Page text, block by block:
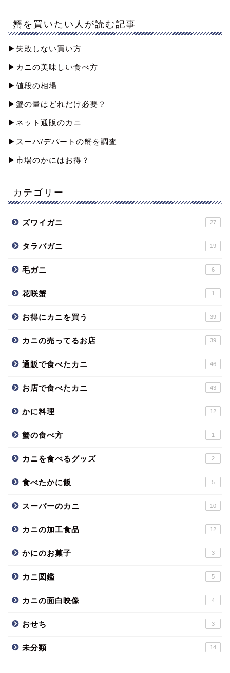
蟹を買いたい人が読む記事
▶︎失敗しない買い方
▶︎カニの美味しい食べ方
▶︎値段の相場
▶︎蟹の量はどれだけ必要？
▶︎ネット通販のカニ
▶︎スーパ/デパートの蟹を調査
▶︎市場のかにはお得？
カテゴリー
ズワイガニ 27
タラバガニ 19
毛ガニ 6
花咲蟹 1
お得にカニを買う 39
カニの売ってるお店 39
通販で食べたカニ 46
お店で食べたカニ 43
かに料理 12
蟹の食べ方 1
カニを食べるグッズ 2
食べたかに飯 5
スーパーのカニ 10
カニの加工食品 12
かにのお菓子 3
カニ図鑑 5
カニの面白映像 4
おせち 3
未分類 14